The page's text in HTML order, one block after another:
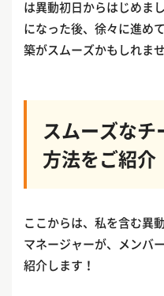
は異動初日からはじめま
になった後、徐々に進め
築がスムーズかもしれませ
スムーズな
方法をご紹介
ここからは、私を含む異
マネージャーが、メンバ
紹介します！